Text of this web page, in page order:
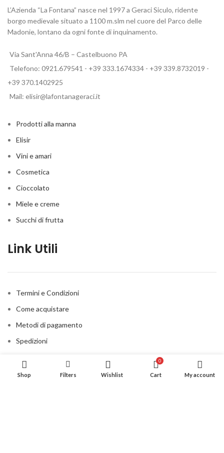
L’Azienda “La Fontana” nasce nel 1997 a Geraci Siculo, ridente
borgo medievale situato a 1100 m.slm nel cuore del Parco delle
Madonie, lontano da ogni fonte di inquinamento.
Via Sant'Anna 46/B – Castelbuono PA
Telefono: 0921.679541 - +39 333.1674334 - +39 339.8732019 -
+39 370.1402925
Mail: elisir@lafontanageraci.it
Prodotti alla manna
Elisir
Vini e amari
Cosmetica
Cioccolato
Miele e creme
Succhi di frutta
Link Utili
Termini e Condizioni
Come acquistare
Metodi di pagamento
Spedizioni
Cookie Policy
Shop Filters Wishlist
0
Cart My account